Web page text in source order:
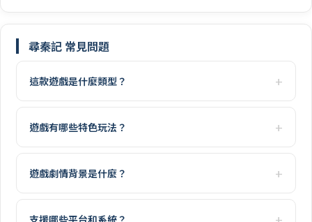
尋秦記 常見問題
這款遊戲是什麼類型？
遊戲有哪些特色玩法？
遊戲劇情背景是什麼？
支援哪些平台和系統？